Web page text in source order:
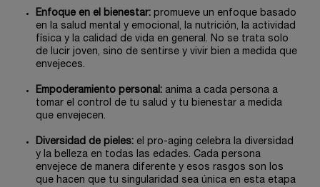
Enfoque en el bienestar: promueve un enfoque basado
en la salud mental y emocional, la nutrición, la actividad
física y la calidad de vida en general. No se trata solo
de lucir joven, sino de sentirse y vivir bien a medida que
envejeces.
Empoderamiento personal: anima a cada persona a
tomar el control de tu salud y tu bienestar a medida
que envejecen.
Diversidad de pieles: el pro-aging celebra la diversidad
y la belleza en todas las edades. Cada persona
envejece de manera diferente y esos rasgos son los
que hacen que tu singularidad sea única en esta etapa